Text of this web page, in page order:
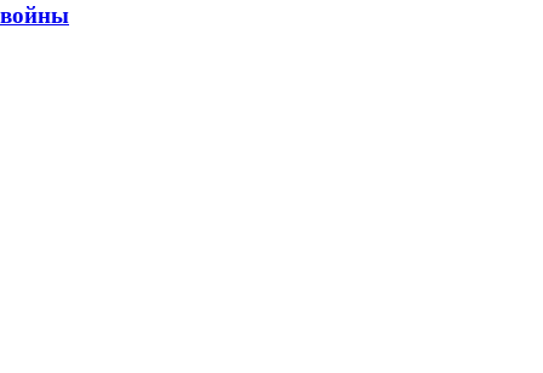
войны